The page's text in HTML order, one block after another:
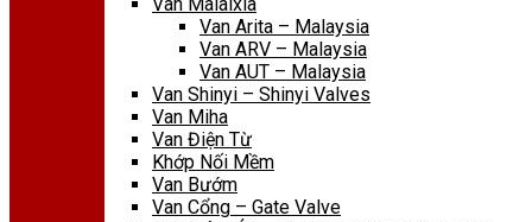
Van Arita – Malaysia
Van ARV – Malaysia
Van AUT – Malaysia
Van Shinyi – Shinyi Valves
Van Miha
Van Điện Từ
Khớp Nối Mềm
Van Bướm
Van Cổng – Gate Valve